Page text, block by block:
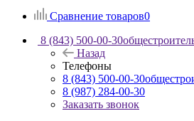
Сравнение товаров0
8 (843) 500-00-30
Назад
Телефоны
8 (843) 500-00-30
8 (987) 284-00-30
Заказать звонок